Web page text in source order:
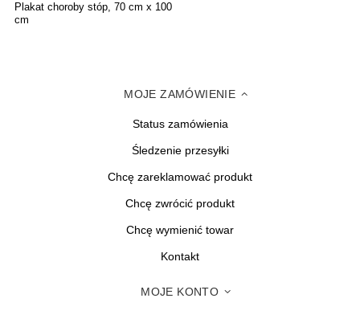
Plakat choroby stóp, 70 cm x 100
cm
MOJE ZAMÓWIENIE
Status zamówienia
Śledzenie przesyłki
Chcę zareklamować produkt
Chcę zwrócić produkt
Chcę wymienić towar
Kontakt
MOJE KONTO